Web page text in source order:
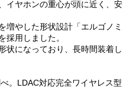
イヤホンの重心が頭に近く、安
増やした形状設計「エルゴノミ
採用しました。
状になっており、長時間装着し
。LDAC対応完全ワイヤレス型